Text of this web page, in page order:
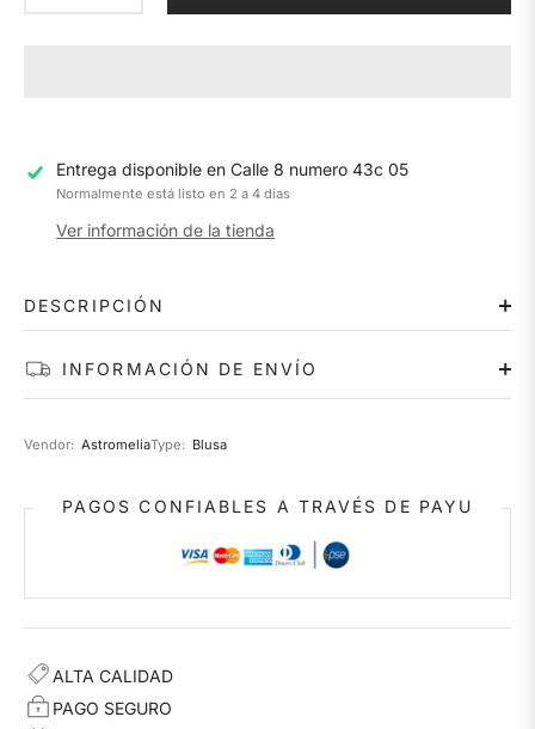
Entrega disponible enCalle 8 numero 43c 05
Normalmente está listo en 2 a 4 días
Ver información de la tienda
DESCRIPCIÓN
INFORMACIÓN DE ENVÍO
Vendor: AstromeliaType: Blusa
PAGOS CONFIABLES A TRAVÉS DE PAYU
ALTA CALIDAD
PAGO SEGURO